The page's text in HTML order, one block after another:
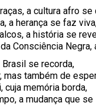
a cultura afro se
a herança se faz
a história se
Consciência Negra,
se recorda,
mas também de
cuja memória borda,
a mudança que se